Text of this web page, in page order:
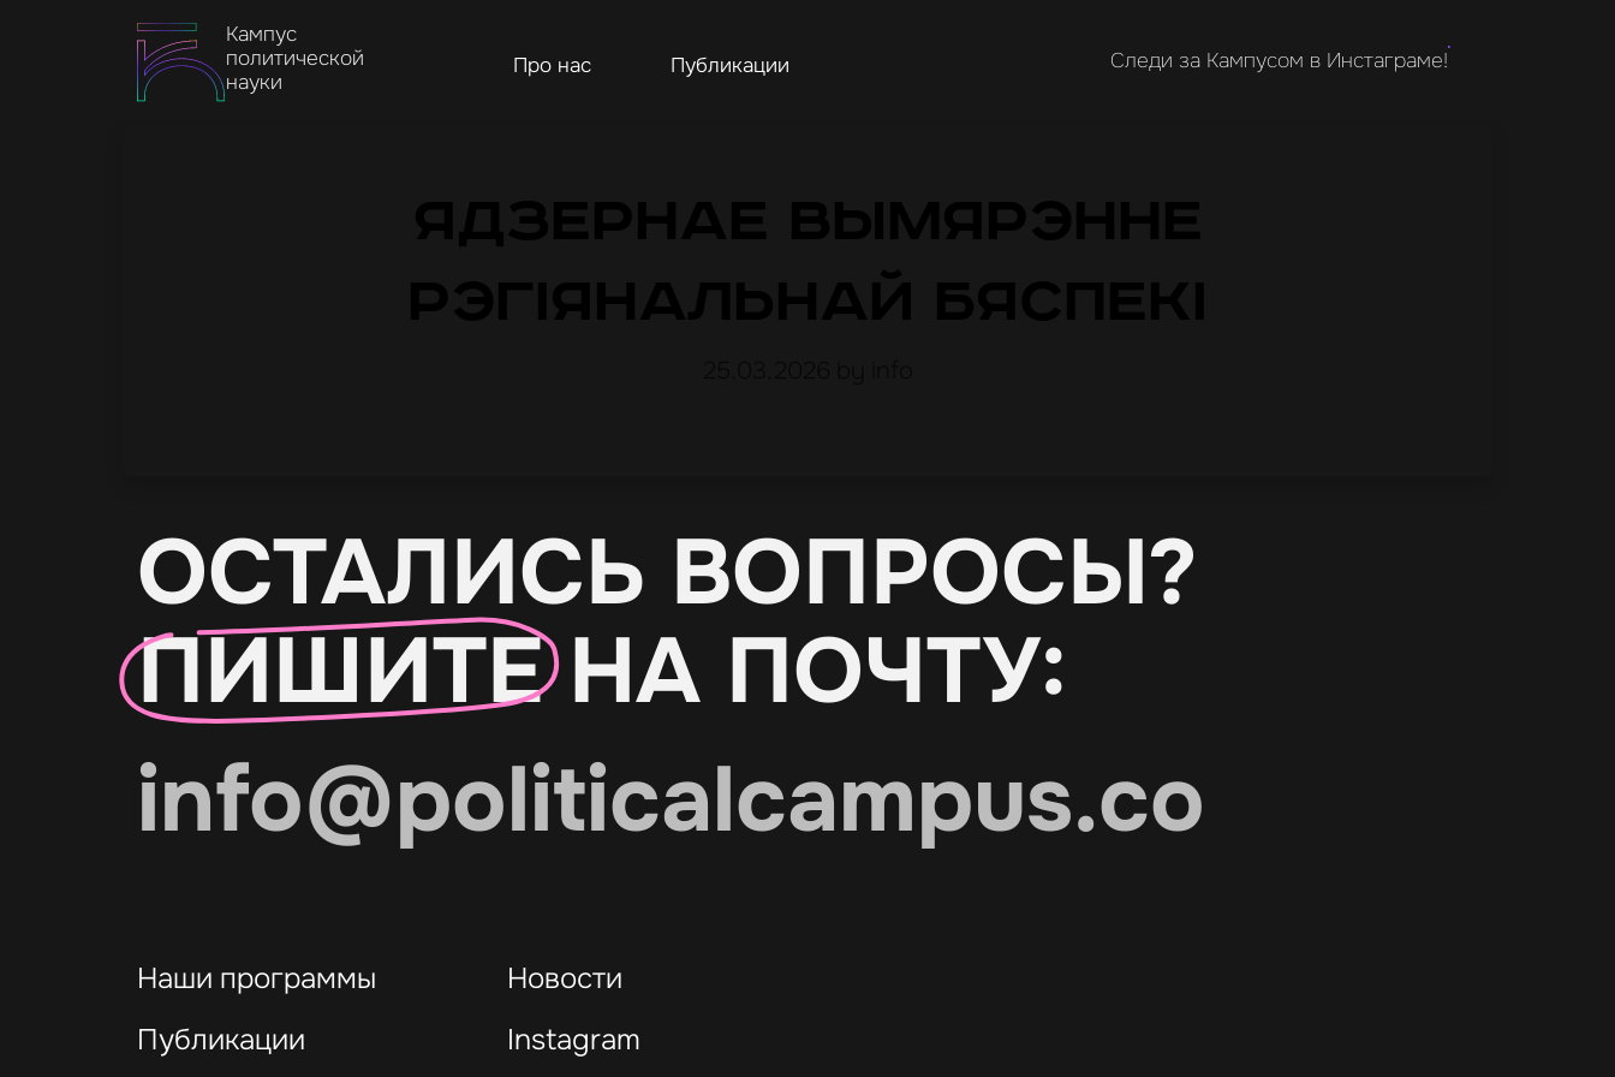
Кампус
политической
науки
Про нас Публикации Следи за Кампусом в Инстаграме!
ОСТАЛИСЬ ВОПРОСЫ?
ПИШИТЕНА ПОЧТУ:
info@politicalcampus.co
Наши программы
Публикации
Новости
Instagram